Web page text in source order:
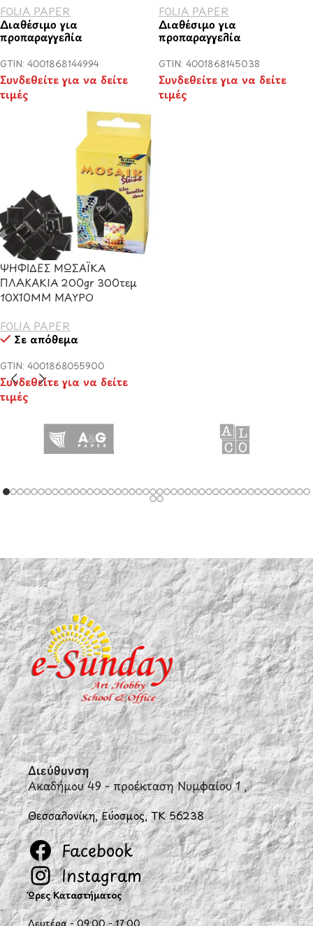
FOLIA PAPER
Διαθέσιμο για
προπαραγγελία
GTIN: 4001868144994
Συνδεθείτε για να δείτε
τιμές
FOLIA PAPER
Διαθέσιμο για
προπαραγγελία
GTIN: 4001868145038
Συνδεθείτε για να δείτε
τιμές
ΨΗΦΙΔΕΣ ΜΩΣΑΪΚΑ
ΠΛΑΚΑΚΙΑ 200gr 300τεμ
10X10MM ΜΑΥΡΟ
FOLIA PAPER
Σε απόθεμα
GTIN: 4001868055900
Συνδεθείτε για να δείτε
τιμές
Διεύθυνση
Ακαδήμου 49 - προέκταση Νυμφαίου 1 ,
Θεσσαλονίκη, Εύοσμος, ΤΚ 56238
Facebook
Instagram
Ώρες Καταστήματος
Δευτέρα - 09:00 - 17:00